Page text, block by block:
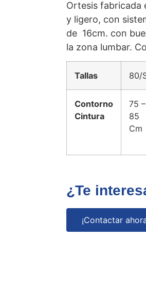
Ortesis fabricada
y ligero, con
de 16cm. con
la zona lumbar.
Tallas 80/
Contorno
Cintura
75 –
85
Cm
¿Te
¡Contactar